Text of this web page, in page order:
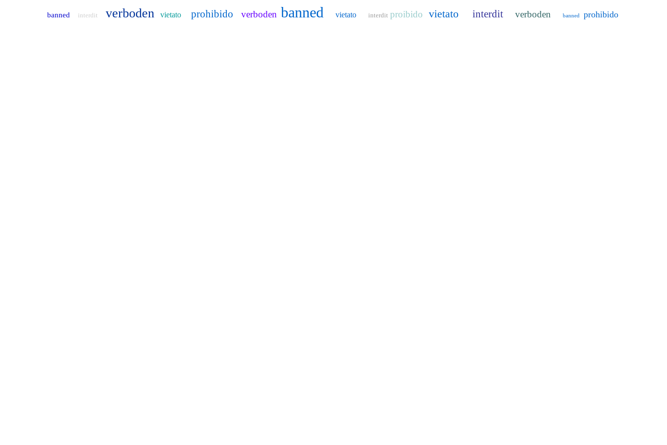
banned interdit verboden vietato prohibido verboden banned vietato interdit proibido vietato interdit verboden banned prohibido